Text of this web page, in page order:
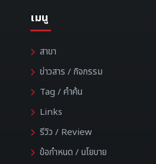
เมนู
สาขา
ข่าวสาร / กิจกรรม
Tag / คำค้น
Links
รีวิว / Review
ข้อกำหนด / นโยบาย